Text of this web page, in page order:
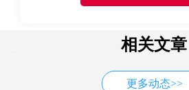
相关文章
更多动态>>